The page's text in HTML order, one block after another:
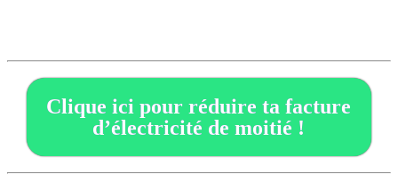
Clique ici pour réduire ta facture
d’électricité de moitié !